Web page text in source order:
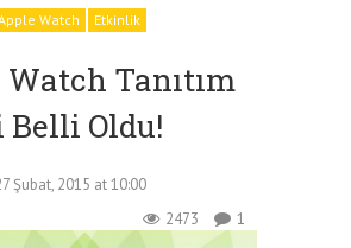
Watch Etkinlik
Tanıtım
Oldu!
Şubat, 2015 at 10:00
2473
1